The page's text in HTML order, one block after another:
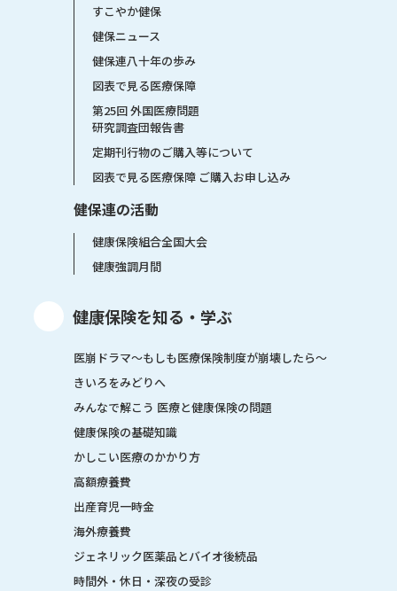
すこやか健保
健保ニュース
健保連八十年の歩み
図表で見る医療保障
第25回 外国医療問題
研究調査団報告書
定期刊行物のご購入等について
図表で見る医療保障 ご購入お申し込み
健保連の活動
健康保険組合全国大会
健康強調月間
健康保険を知る・学ぶ
医崩ドラマ〜もしも医療保険制度が崩壊したら〜
きいろをみどりへ
みんなで解こう 医療と健康保険の問題
健康保険の基礎知識
かしこい医療のかかり方
高額療養費
出産育児一時金
海外療養費
ジェネリック医薬品とバイオ後続品
時間外・休日・深夜の受診